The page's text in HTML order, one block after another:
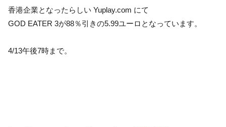
香港企業となったらしい Yuplay.com にて
GOD EATER 3が88％引きの5.99ユーロとなっています。
4/13午後7時まで。